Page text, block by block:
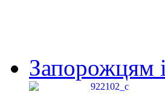
Запорожцям